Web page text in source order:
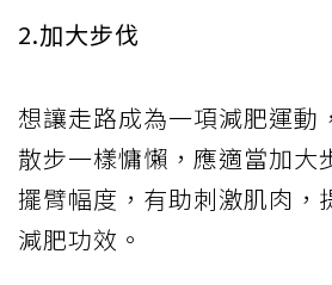
2.加大步伐
想讓走路成為一項減肥運動
散步一樣慵懶，應適當加大
擺臂幅度，有助刺激肌肉，
減肥功效。